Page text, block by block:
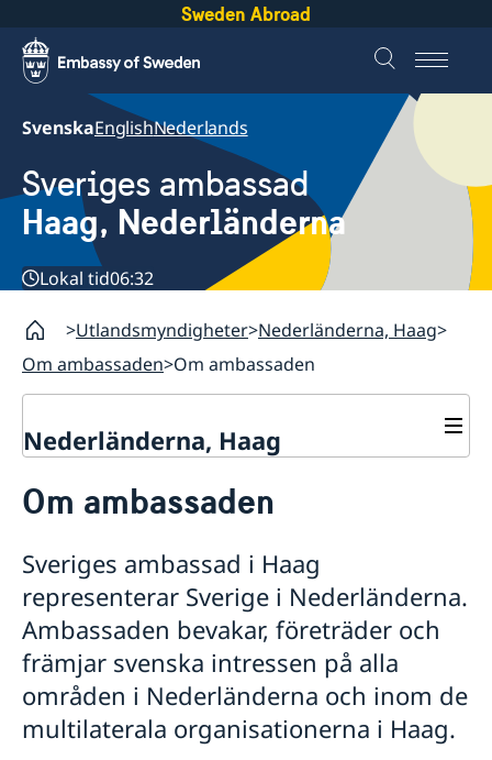
Sweden Abroad
SvenskaEnglishNederlands
Sveriges ambassad
Haag, Nederländerna
Lokal tid06:32
Utlandsmyndigheter Nederländerna, Haag
Om ambassaden Om ambassaden
Nederländerna, Haag
Om ambassaden
Parkering
Praktik på ambassaden
Om ambassaden
Sverige i Aruba
Sverige i Sint Maarten
Sverige i Curaçao
Organisationer och föreningar
Så stöttar vi svenska företag
Om ambassaden
Sveriges ambassad i Haag
representerar Sverige i Nederländerna.
Ambassaden bevakar, företräder och
främjar svenska intressen på alla
områden i Nederländerna och inom de
multilaterala organisationerna i Haag.